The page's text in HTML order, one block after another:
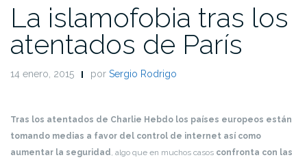
La islamofobia tras los
atentados de París
14 enero, 2015 por Sergio Rodrigo
Tras los atentados de Charlie Hebdo los países europeos están
tomando medias a favor del control de internet así como
aumentar la seguridad , algo que en muchos casos confronta con las